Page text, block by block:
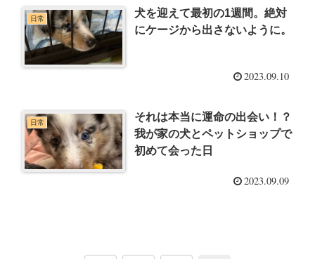
日常
犬を迎えて最初の1週間。絶対
にケージから出さないように。
2023.09.10
日常
それは本当に運命の出会い！？
我が家の犬とペットショップで
初めて会った日
2023.09.09